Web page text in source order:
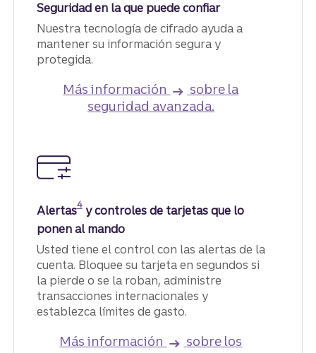
Seguridad en la que puede confiar
​​​​​​​Nuestra tecnología de cifrado ayuda a
mantener su información segura y
protegida.
Más información
sobre la
seguridad avanzada.
Alertas4y controles de tarjetas que lo
ponen al mando
Usted tiene el control con las alertas de la
cuenta. Bloquee su tarjeta en segundos si
la pierde o se la roban, administre
transacciones internacionales y
establezca límites de gasto.
Más información
sobre los